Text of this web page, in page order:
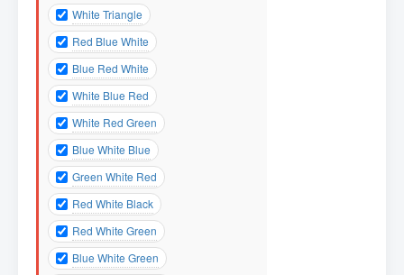
White Triangle
Red Blue White
Blue Red White
White Blue Red
White Red Green
Blue White Blue
Green White Red
Red White Black
Red White Green
Blue White Green